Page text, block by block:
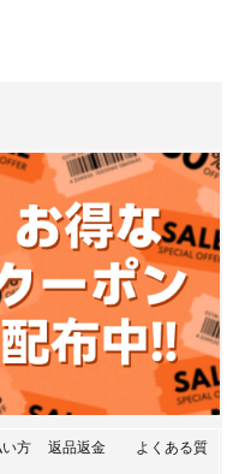
い方 返品返金 よくある質